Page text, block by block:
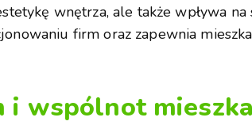
wnętrza, ale także wpływa na
firm oraz zapewnia
i wspólnot